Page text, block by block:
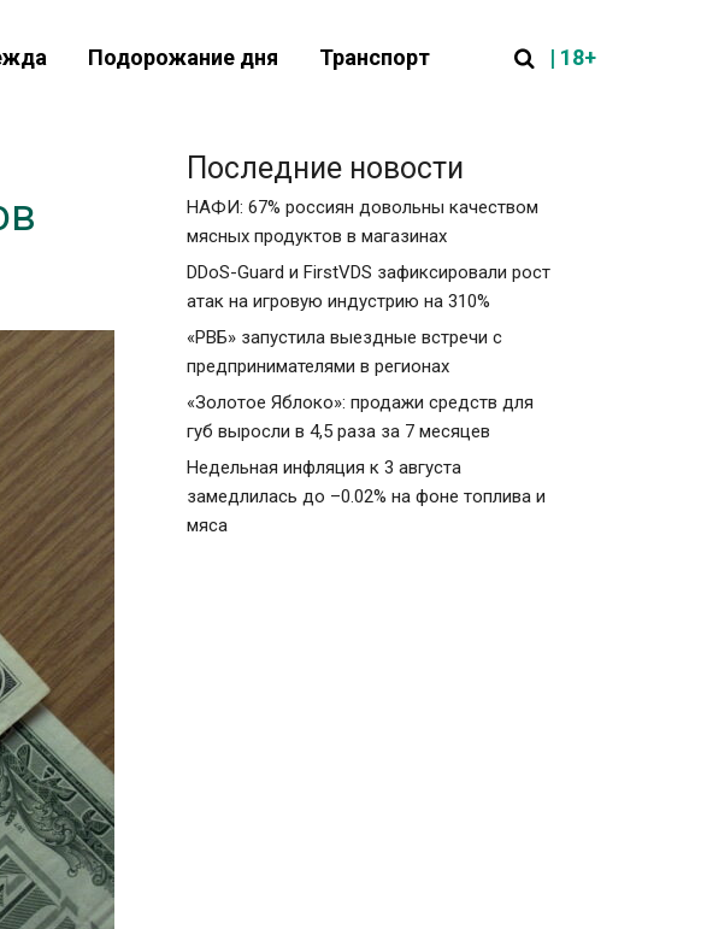
Подорожание дня Транспорт | 18+
Последние новости
НАФИ: 67% россиян довольны качеством
мясных продуктов в магазинах
DDoS-Guard и FirstVDS зафиксировали рост
атак на игровую индустрию на 310%
«РВБ» запустила выездные встречи с
предпринимателями в регионах
«Золотое Яблоко»: продажи средств для
губ выросли в 4,5 раза за 7 месяцев
Недельная инфляция к 3 августа
замедлилась до –0.02% на фоне топлива и
мяса